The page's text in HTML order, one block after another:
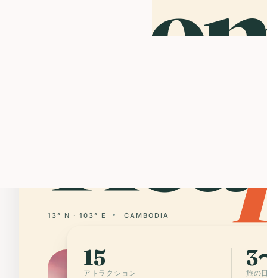
Rea
13° N · 103° E CAMBODIA
15
アトラクション
3
旅の